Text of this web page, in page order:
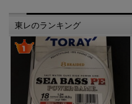
東レのランキング